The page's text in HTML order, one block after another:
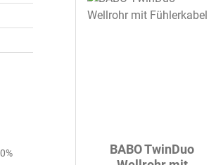
BABO TwinDuo